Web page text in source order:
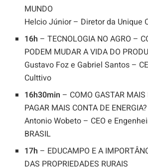
MUNDO
Helcio Júnior – Diretor da Unique
16h – TECNOLOGIA NO AGRO –
PODEM MUDAR A VIDA DO
Gustavo Foz e Gabriel Santos –
Culttivo
16h30min – COMO GASTAR MAIS
PAGAR MAIS CONTA DE
Antonio Wobeto – CEO e
BRASIL
17h – EDUCAMPO E A
DAS PROPRIEDADES RURAIS